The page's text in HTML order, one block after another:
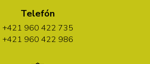
Telefón
+421 960 422 735
+421 960 422 986